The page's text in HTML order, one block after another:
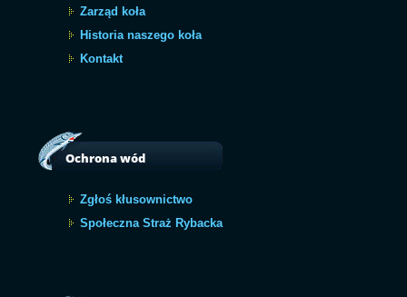
Zarząd koła
Historia naszego koła
Kontakt
Ochrona wód
Zgłoś kłusownictwo
Społeczna Straż Rybacka